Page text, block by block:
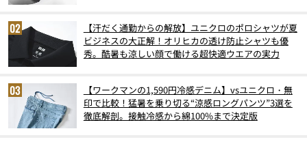
【汗だく通勤からの解放】ユニクロのポロシャツが夏
ビジネスの大正解！オリヒカの透け防止シャツも優
秀。酷暑も涼しい顔で働ける超快適ウエアの実力
【ワークマンの1,590円冷感デニム】vsユニクロ・無
印で比較！猛暑を乗り切る“涼感ロングパンツ”3選を
徹底解剖。接触冷感から綿100%まで決定版